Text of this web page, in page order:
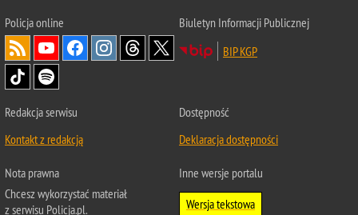
Policjaonline
Biuletyn Informacji Publicznej
BIP KGP
Redakcja serwisu
Kontakt z redakcją
Dostępność
Deklaracja dostępności
Nota prawna
Chcesz wykorzystać materiał
z serwisu Policja.pl.
Inne wersje portalu
Wersja tekstowa